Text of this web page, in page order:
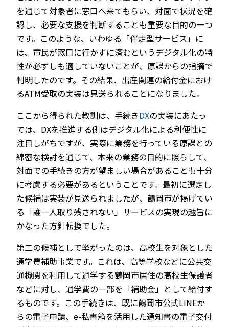
を通じて対象者に窓口へ来てもらい、対面で状況を確
認し、必要な支援を判断することも重要な目的の一つ
です。このような、いわゆる「伴走型サービス」に
は、市民が窓口に行かずに済むというデジタル化の特
性が必ずしも適していないことが、原課からの指摘で
判明したのです。その結果、出産関連の給付金におけ
るATM受取の実装は見送られることになりました。
ここから得られた教訓は、手続きDXの実装にあたっ
ては、DXを推進する側はデジタル化による利便性に
注目しがちですが、実際に業務を行っている原課との
綿密な検討を通じて、本来の業務の目的に照らして、
対面での手続きの方が望ましい場合があることも十分
に考慮する必要があるということです。最初に選定し
た候補は実装が見送られましたが、鶴岡市が掲げてい
る「誰一人取り残されない」サービスの実現の趣旨に
かなった方針転換でした。
第二の候補として挙がったのは、高校生を対象とした
通学費補助事業です。これは、高等学校などに公共交
通機関を利用して通学する鶴岡市居住の高校生保護者
などに対し、通学費の一部を「補助金」として給付す
るものです。この手続きは、既に鶴岡市公式LINEか
らの電子申請、e-私書箱を活用した通知書の電子交付